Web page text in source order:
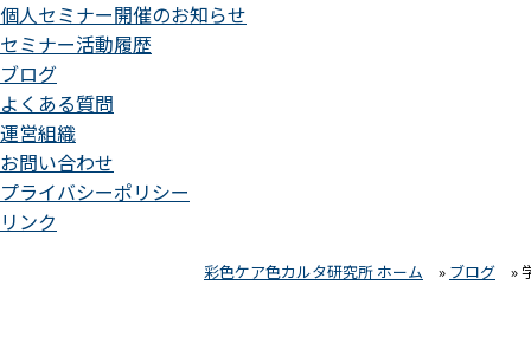
個人セミナー開催のお知らせ
セミナー活動履歴
ブログ
よくある質問
運営組織
お問い合わせ
プライバシーポリシー
リンク
彩色ケア色カルタ研究所 ホーム » ブログ »